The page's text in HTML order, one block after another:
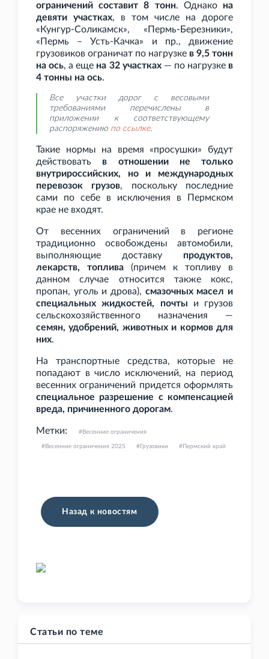
ограничений составит 8
тонн. Однако на
девяти участках, в том числе на дороге
«Кунгур-Соликамск», «Пермь-Березники»,
«Пермь – Усть-Качка» и
пр., движение
грузовиков ограничат по нагрузке в 9,5 тонн
на ось, а еще на 32 участках— по нагрузке в
4 тонны на ось.
Все участки дорог с весовыми
требованиями перечислены в
приложении к соответствующему
распоряжению по ссылке.
Такие нормы на время «просушки» будут
действовать в отношении не только
внутрироссийских, но и международных
перевозок грузов, поскольку последние
сами по себе в исключения в Пермском
крае не входят.
От весенних ограничений в регионе
традиционно освобождены автомобили,
выполняющие доставку продуктов,
лекарств, топлива (причем к топливу в
данном случае относится также кокс,
пропан, уголь и дрова), смазочных масел и
специальных жидкостей, почты и грузов
сельскохозяйственного назначения —
семян, удобрений, животных и кормов для
них.
На транспортные средства, которые не
попадают в число исключений, на период
весенних ограничений придется оформлять
специальное разрешение с компенсацией
вреда, причиненного дорогам.
Метки: Весенние ограничения
Весенние ограничения 2025 Грузовики Пермский край
Назад к новостям
Статьи по теме